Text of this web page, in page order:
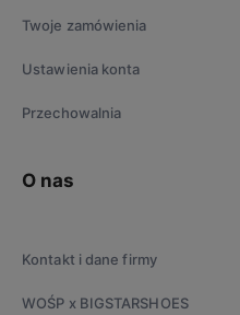
Twoje zamówienia
Ustawienia konta
Przechowalnia
O nas
Kontakt i dane firmy
WOŚP x BIGSTARSHOES